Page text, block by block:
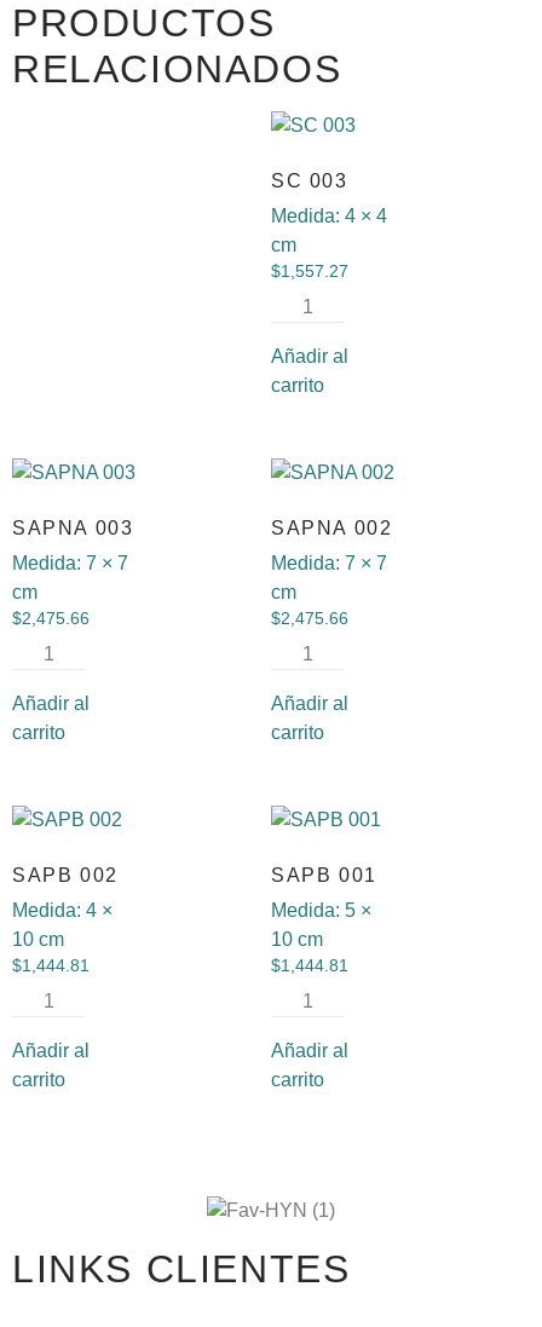
PRODUCTOS
RELACIONADOS
SC 003
Medida: 4 × 4
cm
$1,557.27
Añadir al
carrito
SAPNA 003
Medida: 7 × 7
cm
$2,475.66
Añadir al
carrito
SAPNA 002
Medida: 7 × 7
cm
$2,475.66
Añadir al
carrito
SAPB 002
Medida: 4 ×
10 cm
$1,444.81
Añadir al
carrito
SAPB 001
Medida: 5 ×
10 cm
$1,444.81
Añadir al
carrito
LINKS CLIENTES